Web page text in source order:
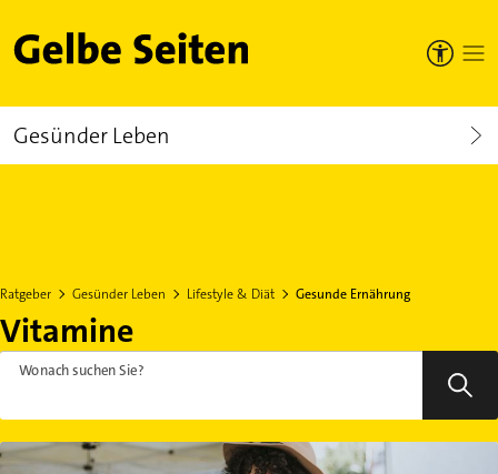
Gelbe Seiten
Gesünder Leben
Ratgeber Gesünder Leben Lifestyle & Diät Gesunde Ernährung
Vitamine
Wonach suchen Sie?